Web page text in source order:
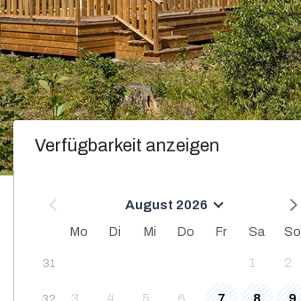
Verfügbarkeit anzeigen
August 2026
Mo
Di Mi Do Fr Sa So
31 1 2